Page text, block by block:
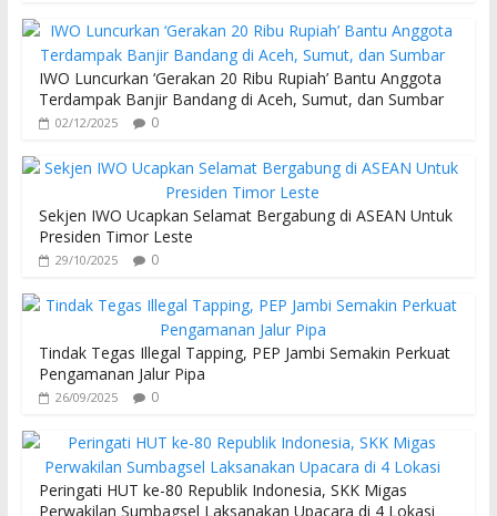
IWO Luncurkan ‘Gerakan 20 Ribu Rupiah’ Bantu Anggota
Terdampak Banjir Bandang di Aceh, Sumut, dan Sumbar
02/12/2025 0
Sekjen IWO Ucapkan Selamat Bergabung di ASEAN Untuk
Presiden Timor Leste
29/10/2025 0
Tindak Tegas Illegal Tapping, PEP Jambi Semakin Perkuat
Pengamanan Jalur Pipa
26/09/2025 0
Peringati HUT ke-80 Republik Indonesia, SKK Migas
Perwakilan Sumbagsel Laksanakan Upacara di 4 Lokasi